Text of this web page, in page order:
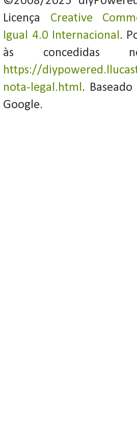
Licença Creative
Igual 4.0 Internacional.
às concedidas
https://
nota-legal.html.
Google.